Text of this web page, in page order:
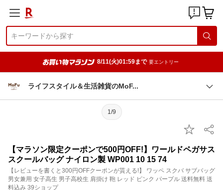
8/11(火)01:59まで 要エントリー
ライフスタイル＆生活雑貨のMoF
1/9
【マラソン限定クーポンで500円OFF!】ワールドペガサス
スクールバッグ ナイロン製 WP001 10 15 74
【レビューを書くと300円OFFクーポンが貰える!】 ワッペ スクバ サブバッグ
男女兼用 女子高生 男子高校生 肩掛け 鞄 レッド ピンク パープル 送料無料 送
料込み 39ショップ